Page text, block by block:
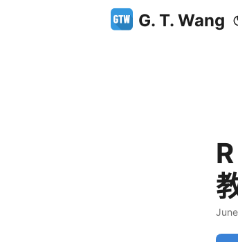
G. T. Wang